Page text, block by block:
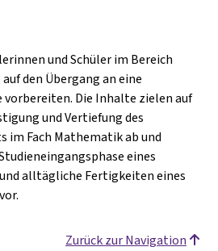
und Schüler im Bereich
den Übergang an eine
vorbereiten. Die Inhalte zielen auf
und Vertiefung des
im Fach Mathematik ab und
eines
alltägliche Fertigkeiten eines
Zurück zur Navigation